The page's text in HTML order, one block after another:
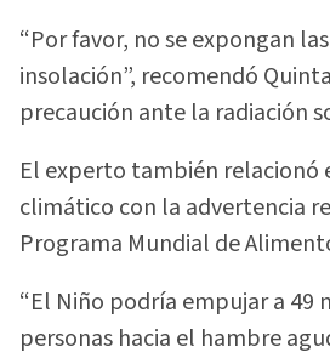
“Por favor, no se expongan
insolación”, recomendó
precaución ante la radiación
El experto también relacionó
climático con la advertencia
Programa Mundial de
“El Niño podría empujar a 49
personas hacia el hambre